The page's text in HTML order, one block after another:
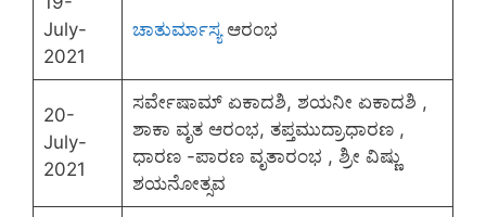
July-
2021
ಚಾತುರ್ಮಾಸ್ಯಆರಂಭ
20-
July-
2021
ಸರ್ವೇಷಾಮ್ ಏಕಾದಶಿ, ಶಯನೀ ಏಕಾದಶಿ ,
ಶಾಕಾ ವೃತ ಆರಂಭ, ತಪ್ತಮುದ್ರಾಧಾರಣ ,
ಧಾರಣ -ಪಾರಣ ವೃತಾರಂಭ , ಶ್ರೀ ವಿಷ್ಣು
ಶಯನೋತ್ಸವ